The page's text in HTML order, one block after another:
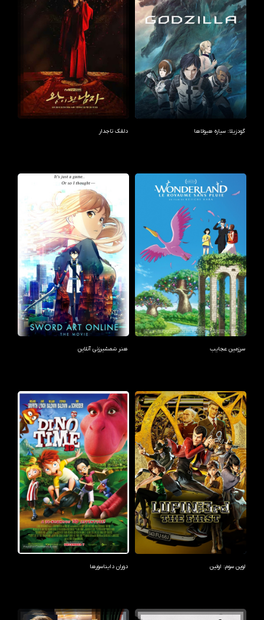
گودزیلا: سیاره هیولاها دلقک تاجدار
سرزمین عجایب هنر شمشیرزنی آنلاین
لوپن سوم: اولین دوران دایناسورها